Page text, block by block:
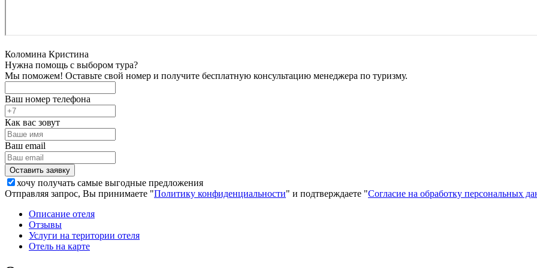
Коломина Кристина
Нужна помощь с выбором тура?
Мы поможем! Оставьте свой номер и получите бесплатную консультацию менеджера по туризму.
Ваш номер телефона
Как вас зовут
Ваш email
хочу получать самые выгодные предложения
Отправляя запрос, Вы принимаете "Политику конфиденциальности" и подтверждаете "Согласие на обработку персональных
Описание отеля
Отзывы
Услуги на територии отеля
Отель на карте